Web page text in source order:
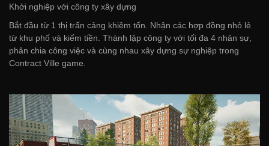
Khởi nghiệp với công ty xây dựng
Bắt đầu từ 1 thị trấn cảng khiêm tốn. Nhận các hợp đồng nhỏ lẻ
từ khu phố và kiếm tiền. Thành lập công ty với tối đa 4 nhân sự,
phân chia công việc và cùng nhau xây dựng sự nghiệp trong
Contract Ville game.